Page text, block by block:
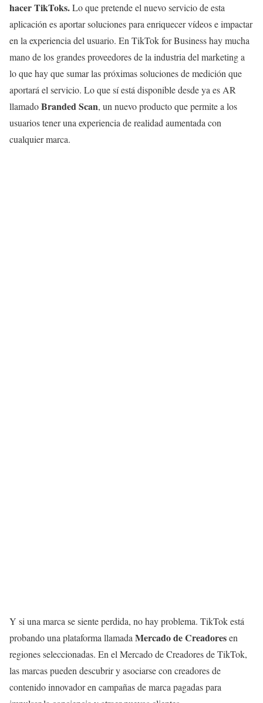
hacer TikToks.Lo que pretende el nuevo servicio de esta
aplicación es aportar soluciones para enriquecer vídeos e impactar
en la experiencia del usuario. En TikTok for Business hay mucha
mano de los grandes proveedores de la industria del marketing a
lo que hay que sumar las próximas soluciones de medición que
aportará el servicio. Lo que sí está disponible desde ya es AR
llamadoBranded Scan, un nuevo producto que permite a los
usuarios tener una experiencia de realidad aumentada con
cualquier marca.
Y si una marca se siente perdida, no hay problema. TikTok está
probando una plataforma llamada Mercado de Creadoresen
regiones seleccionadas. En el Mercado de Creadores de TikTok,
las marcas pueden descubrir y asociarse con creadores de
contenido innovador en campañas de marca pagadas para